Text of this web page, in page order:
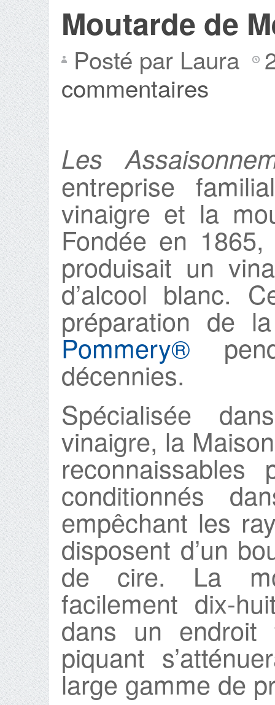
Moutarde de
Posté par Laura
commentaires
Les
entreprise
vinaigre et la
Fondée en
produisait un
d’alcool blanc.
préparation de
Pommery®
décennies.
Spécialisée
vinaigre, la
conditionnés
empêchant les
disposent d’un
de cire. La
facilement dix-
dans un
piquant
large gamme de